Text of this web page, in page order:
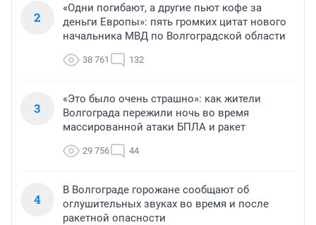
2
«Одни погибают, а другие пьют кофе за
деньги Европы»: пять громких цитат нового
начальника МВД по Волгоградской области
38 761 132
3
«Это было очень страшно»: как жители
Волгограда пережили ночь во время
массированной атаки БПЛА и ракет
29 756 44
4
В Волгограде горожане сообщают об
оглушительных звуках во время и после
ракетной опасности